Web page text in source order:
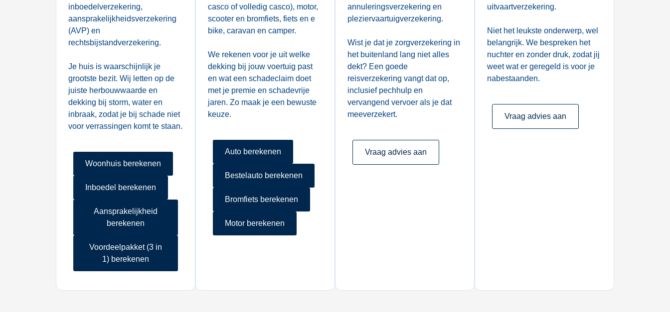
inboedelverzekering,
aansprakelijkheidsverzekering
(AVP) en
rechtsbijstandverzekering.
Je huis is waarschijnlijk je
grootste bezit. Wij letten op de
juiste herbouwwaarde en
dekking bij storm, water en
inbraak, zodat je bij schade niet
voor verrassingen komt te staan.
Woonhuis berekenen
Inboedel berekenen
Aansprakelijkheid
berekenen
Voordeelpakket (3 in
1) berekenen
casco of volledig casco), motor,
scooter en bromfiets, fiets en e
bike, caravan en camper.
We rekenen voor je uit welke
dekking bij jouw voertuig past
en wat een schadeclaim doet
met je premie en schadevrije
jaren. Zo maak je een bewuste
keuze.
Auto berekenen
Bestelauto berekenen
Bromfiets berekenen
Motor berekenen
annuleringsverzekering en
pleziervaartuigverzekering.
Wist je dat je zorgverzekering in
het buitenland lang niet alles
dekt? Een goede
reisverzekering vangt dat op,
inclusief pechhulp en
vervangend vervoer als je dat
meeverzekert.
Vraag advies aan
uitvaartverzekering.
Niet het leukste onderwerp, wel
belangrijk. We bespreken het
nuchter en zonder druk, zodat jij
weet wat er geregeld is voor je
nabestaanden.
Vraag advies aan